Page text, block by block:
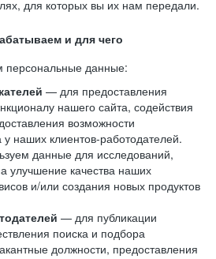
для которых вы их нам передали.
и для чего
данные:
— для предоставления
нашего сайта, содействия
возможности
у наших клиентов-работодателей.
данные для исследований,
улучшение качества наших
и/или создания новых продуктов
— для публикации
поиска и подбора
должности, предоставления